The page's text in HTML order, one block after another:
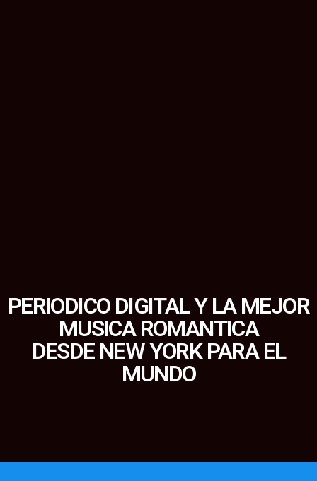
PERIODICO DIGITAL Y LA MEJOR
MUSICA ROMANTICA
DESDE NEW YORK PARA EL
MUNDO